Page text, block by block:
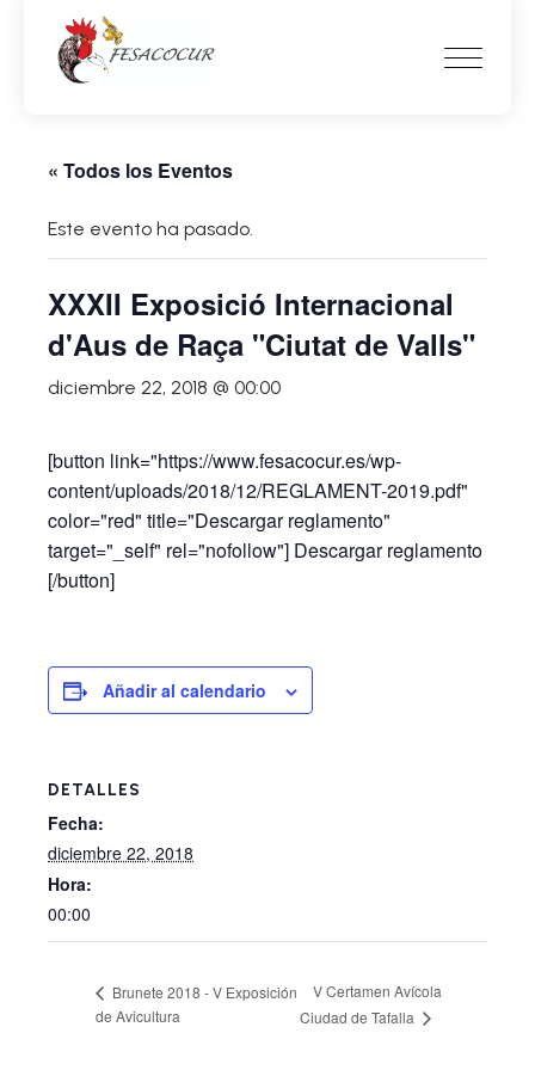
« Todos los Eventos
Este evento ha pasado.
XXXII Exposició Internacional
d'Aus de Raça "Ciutat de Valls"
diciembre 22, 2018 @ 00:00
[button link="https://www.fesacocur.es/wp-
content/uploads/2018/12/REGLAMENT-2019.pdf"
color="red" title="Descargar reglamento"
target="_self" rel="nofollow"] Descargar reglamento
[/button]
Añadir al calendario
DETALLES
Fecha:
diciembre 22, 2018
Hora:
00:00
Brunete 2018 - V Exposición
de Avicultura
V Certamen Avícola
Ciudad de Tafalla